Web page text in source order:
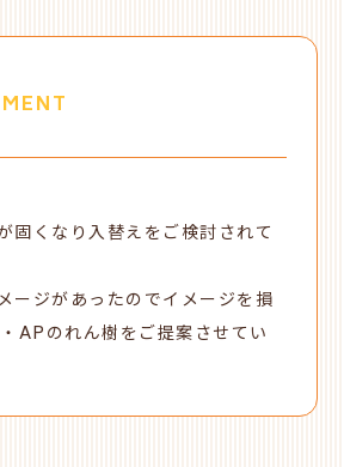
固くなり入替えをご検討されて
ージがあったのでイメージを損
APのれん樹をご提案させてい